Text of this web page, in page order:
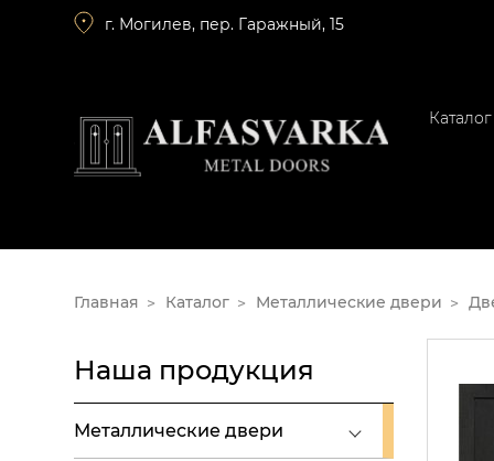
г. Могилев, пер. Гаражный, 15
Каталог
Главная Каталог Металлические двери
Наша продукция
Металлические двери